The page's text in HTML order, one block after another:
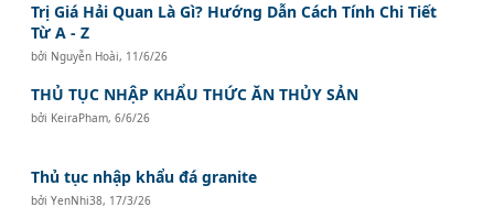
Trị Giá Hải Quan Là Gì? Hướng Dẫn Cách Tính Chi Tiết
Từ A - Z
bởi Nguyễn Hoài, 11/6/26
THỦ TỤC NHẬP KHẨU THỨC ĂN THỦY SẢN
bởi KeiraPham,6/6/26
Thủ tục nhập khẩu đá granite
bởiYenNhi38, 17/3/26